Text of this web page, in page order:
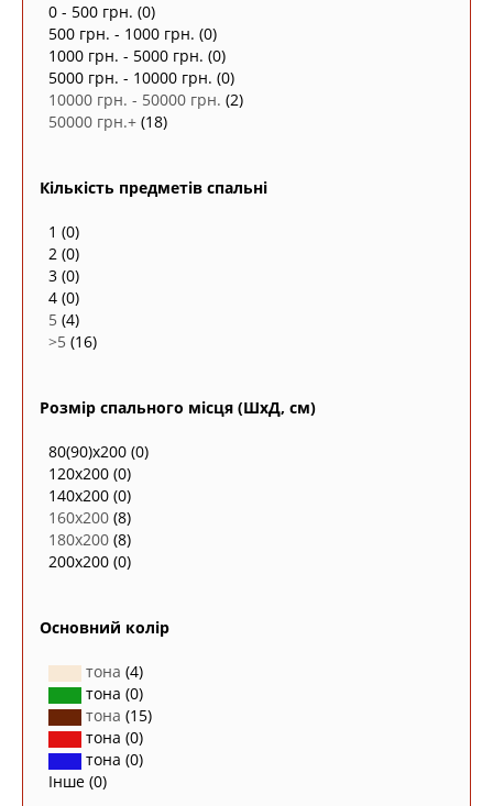
0 - 500 грн. (0)
500 грн. - 1000 грн. (0)
1000 грн. - 5000 грн. (0)
5000 грн. - 10000 грн. (0)
10000 грн. - 50000 грн. (2)
50000 грн.+ (18)
Кількість предметів спальні
1 (0)
2 (0)
3 (0)
4 (0)
5 (4)
>5 (16)
Розмір спального місця (ШxД, см)
80(90)х200 (0)
120x200 (0)
140х200 (0)
160х200 (8)
180х200 (8)
200х200 (0)
Основний колір
тона (4)
тона (0)
тона (15)
тона (0)
тона (0)
Інше (0)